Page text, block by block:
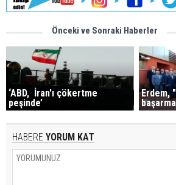
Önceki ve Sonraki Haberler
‘ABD, İran'ı çökertme
peşinde’
Erdem,
HABERE YORUM KAT